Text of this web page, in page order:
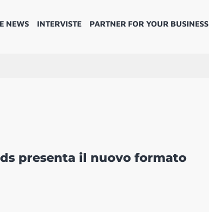
NEWS INTERVISTE PARTNER FOR YOUR BUSINESS
presenta il nuovo formato